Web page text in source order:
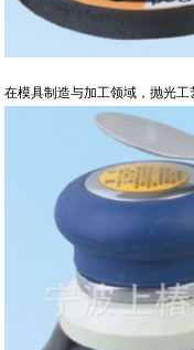
在模具制造与加工领域，抛光工